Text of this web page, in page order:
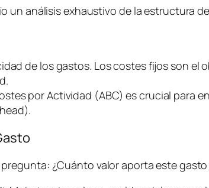
un análisis exhaustivo de la estructura
de los gastos. Los costes fijos son
por Actividad (ABC) es crucial para
).
pregunta: ¿Cuánto valor aporta este